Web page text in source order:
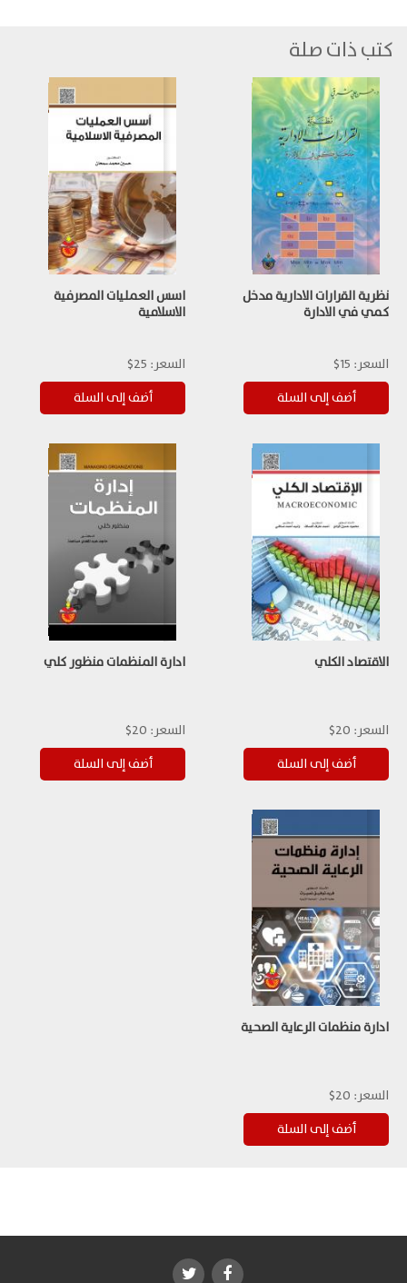
كتب ذات صلة
نظرية القرارات الادارية مدخل
كمي في الادارة
السعر: 15$
اسس العمليات المصرفية
الاسلامية
السعر: 25$
الاقتصاد الكلي
السعر: 20$
ادارة المنظمات منظور كلي
السعر: 20$
ادارة منظمات الرعاية الصحية
السعر: 20$